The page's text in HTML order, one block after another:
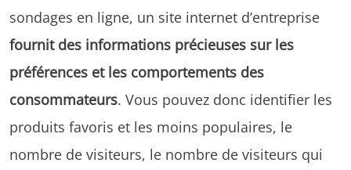
sondages en ligne, un site internet d’entreprise
fournit des informations précieuses sur les
préférences et les comportements des
consommateurs. Vous pouvez donc identifier les
produits favoris et les moins populaires, le
nombre de visiteurs, le nombre de visiteurs qui